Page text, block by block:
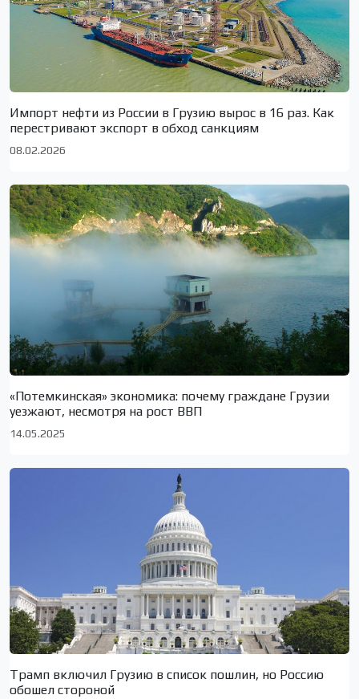
Импорт нефти из России в Грузию вырос в 16 раз. Как
перестривают экспорт в обход санкциям
08.02.2026
«Потемкинская» экономика: почему граждане Грузии
уезжают, несмотря на рост ВВП
14.05.2025
Трамп включил Грузию в список пошлин, но Россию
обошел стороной